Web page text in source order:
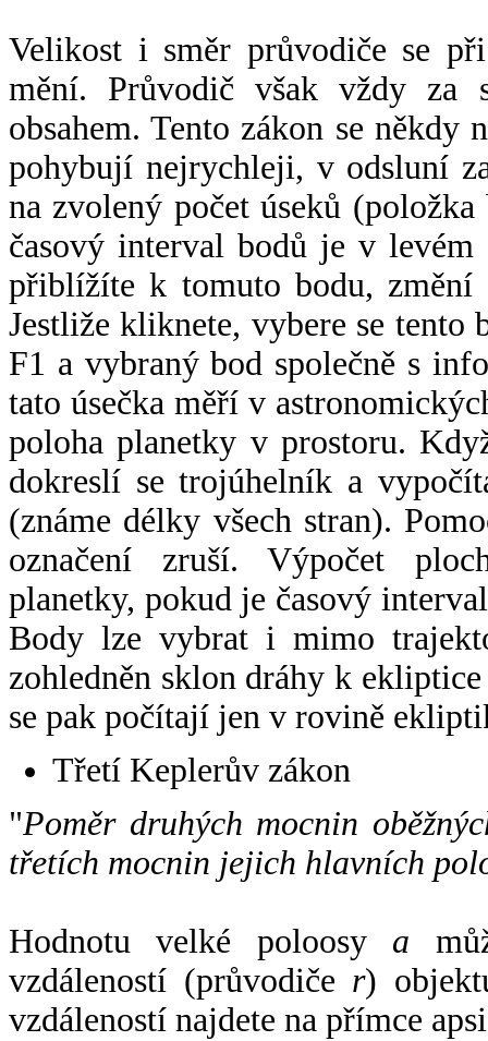
Velikost i směr průvodiče se
mění. Průvodič však vždy za
obsahem. Tento zákon se někdy
pohybují nejrychleji, v odsluní
na zvolený počet úseků
časový interval bodů je v
přiblížíte k tomuto bodu,
Jestliže kliknete, vybere se tento
F1 a vybraný bod společně s
tato úsečka měří v
poloha planetky v prostoru.
dokreslí se trojúhelník a
(známe délky všech stran).
označení zruší. Výpočet
planetky, pokud je časový
Body lze vybrat i mimo
zohledněn sklon dráhy k
se pak počítají jen v rovině
Třetí Keplerův zákon
"Poměr druhých mocnin
třetích mocnin jejich hlavních
Hodnotu velké poloosy a
vzdáleností (průvodiče r)
vzdáleností najdete na přímce